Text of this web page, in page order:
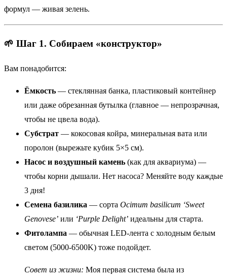
формул — живая зелень.
🌱 Шаг 1. Собираем «конструктор»
Вам понадобится:
Ёмкость — стеклянная банка, пластиковый контейнер
или даже обрезанная бутылка (главное — непрозрачная,
чтобы не цвела вода).
Субстрат — кокосовая койра, минеральная вата или
поролон (вырежьте кубик 5×5 см).
Насос и воздушный камень (как для аквариума) —
чтобы корни дышали. Нет насоса? Меняйте воду каждые
3 дня!
Семена базилика — сорта Ocimum basilicum ‘Sweet
Genovese’ или ‘Purple Delight’ идеальны для старта.
Фитолампа — обычная LED-лента с холодным белым
светом (5000-6500K) тоже подойдет.
Совет из жизни: Моя первая система была из